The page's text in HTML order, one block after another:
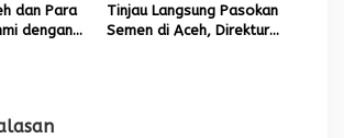
dan Para
dengan
Tinjau Langsung Pasokan
Semen di Aceh, Direktur